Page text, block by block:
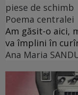
piese de schimb
Poema centralei
Am găsit-o aici,
va împlini în
Ana Maria